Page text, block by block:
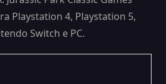
Playstation 4, Playstation 5,
Switch e PC.